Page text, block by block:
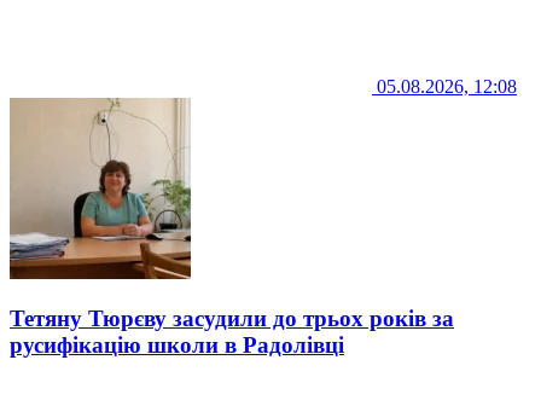
05.08.2026, 12:08
Тетяну Тюрєву засудили до трьох років за
русифікацію школи в Радолівці